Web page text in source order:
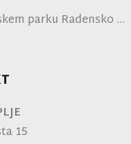
parku Radensko
15